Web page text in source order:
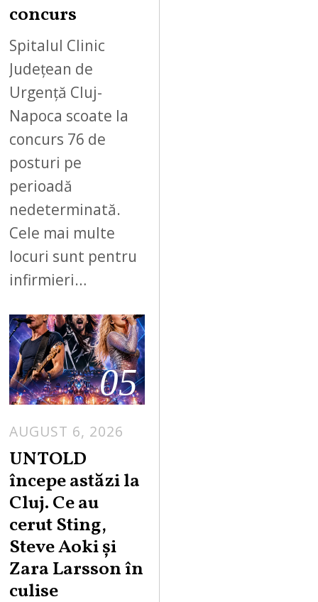
concurs
Spitalul Clinic
Județean de
Urgență Cluj-
Napoca scoate la
concurs 76 de
posturi pe
perioadă
nedeterminată.
Cele mai multe
locuri sunt pentru
infirmieri…
05
AUGUST 6, 2026
UNTOLD
începe astăzi la
Cluj. Ce au
cerut Sting,
Steve Aoki și
Zara Larsson în
culise